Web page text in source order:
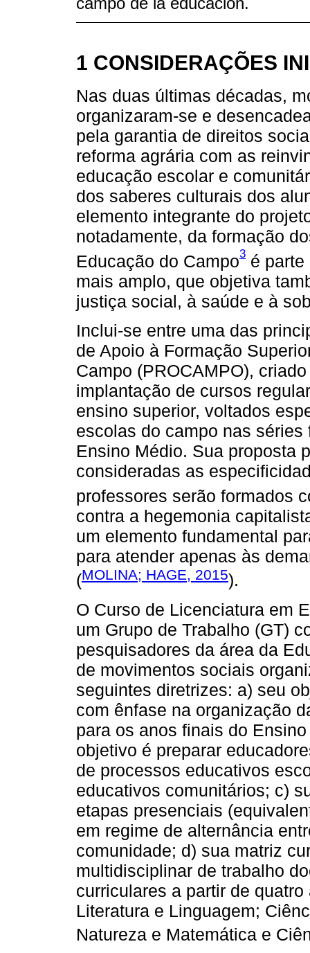
1 CONSIDERAÇÕES
Nas duas últimas décadas,
organizaram-se e
pela garantia de direitos
reforma agrária com as
educação escolar e
dos saberes culturais dos
elemento integrante do
notadamente, da formação
Educação do Campo3 é
mais amplo, que objetiva
justiça social, à saúde e à
Inclui-se entre uma das
de Apoio à Formação
Campo (PROCAMPO),
implantação de cursos
ensino superior, voltados
escolas do campo nas
Ensino Médio. Sua proposta
consideradas as
professores serão formados
contra a hegemonia
um elemento fundamental
para atender apenas às
(MOLINA; HAGE, 2015).
O Curso de Licenciatura em
um Grupo de Trabalho (GT)
pesquisadores da área da
de movimentos sociais
seguintes diretrizes: a) seu
com ênfase na organização
para os anos finais do
objetivo é preparar
de processos educativos
educativos comunitários; c)
etapas presenciais
em regime de alternância
comunidade; d) sua matriz
multidisciplinar de trabalho
curriculares a partir de
Literatura e Linguagem;
Natureza e Matemática e